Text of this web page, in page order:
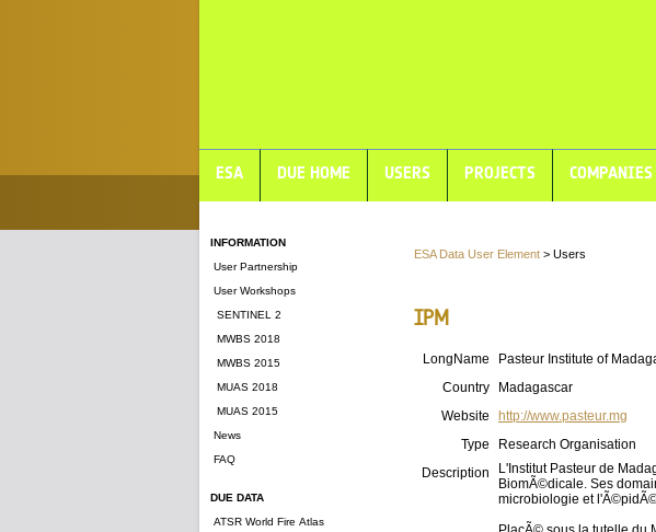
ESA DUE HOME USERS PROJECTS COMPANIES
INFORMATION
User Partnership
User Workshops
SENTINEL 2
MWBS 2018
MWBS 2015
MUAS 2018
MUAS 2015
News
FAQ
DUE DATA
ATSR World Fire Atlas
ESA Data User Element > Users
IPM
LongName
Pasteur Institute of
Country
Madagascar
Website
http://www.pasteur.mg
Type
Research Organisation
Description
L'Institut Pasteur de
BiomÃ©dicale. Ses
microbiologie et